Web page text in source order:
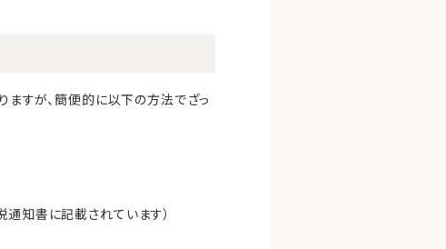
ますが、簡便的に以下の方法でざっ
知書に記載されています）